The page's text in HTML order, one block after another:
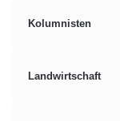
Kolumnisten
Landwirtschaft